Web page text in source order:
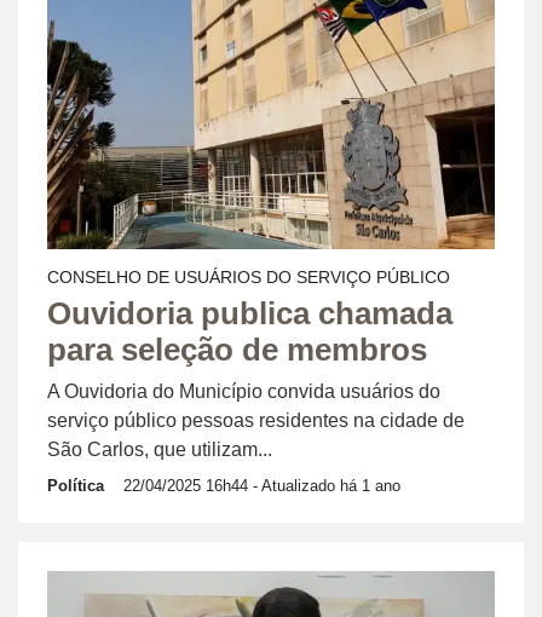
CONSELHO DE USUÁRIOS DO SERVIÇO PÚBLICO
Ouvidoria publica chamada
para seleção de membros
A Ouvidoria do Município convida usuários do
serviço público pessoas residentes na cidade de
São Carlos, que utilizam...
Política 22/04/2025 16h44 - Atualizado há 1 ano